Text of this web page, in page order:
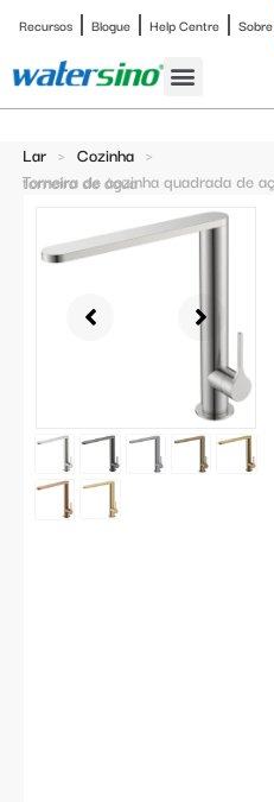
Recursos Blogue Help Centre Sobre
Lar > Cozinha >
Torneira de cozinha quadrada de aço inoxidável 304 com pia e torneira de água